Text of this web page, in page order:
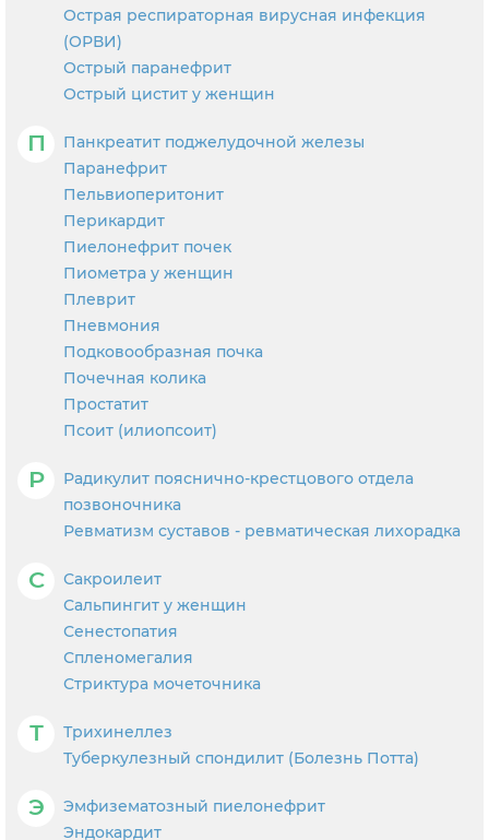
Острая респираторная вирусная инфекция
(ОРВИ)
Острый паранефрит
Острый цистит у женщин
П
Панкреатит поджелудочной железы
Паранефрит
Пельвиоперитонит
Перикардит
Пиелонефрит почек
Пиометра у женщин
Плеврит
Пневмония
Подковообразная почка
Почечная колика
Простатит
Псоит (илиопсоит)
Р
Радикулит пояснично-крестцового отдела
позвоночника
Ревматизм суставов - ревматическая лихорадка
С
Сакроилеит
Сальпингит у женщин
Сенестопатия
Спленомегалия
Стриктура мочеточника
Т
Трихинеллез
Туберкулезный спондилит (Болезнь Потта)
Э
Эмфизематозный пиелонефрит
Эндокардит